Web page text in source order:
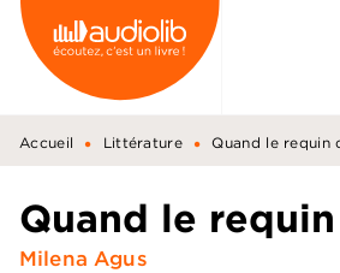
MENU RECHERCHE
PIED DE PAGE
Accueil • Littérature • Quand le requin
Quand le
Milena Agus